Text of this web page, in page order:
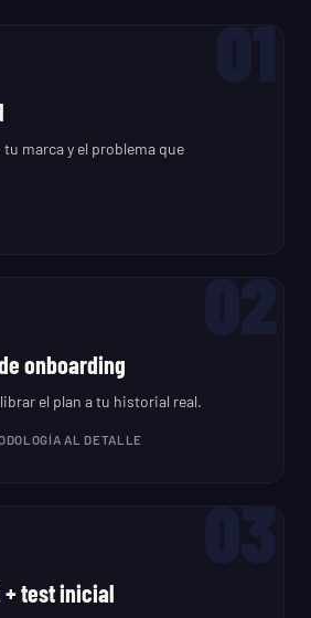
01
marca y el problema que
02
onboarding
el plan a tu historial real.
AL DETALLE
03
+ test inicial